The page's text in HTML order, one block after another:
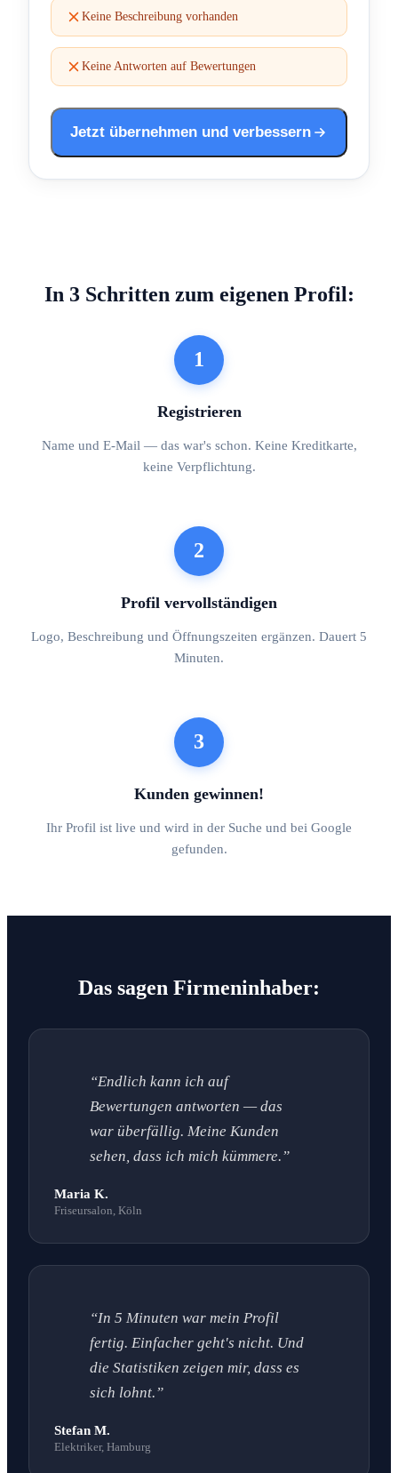
Keine Beschreibung vorhanden
Keine Antworten auf Bewertungen
Jetzt übernehmen und verbessern
In 3 Schritten zum eigenen Profil:
1
Registrieren
Name und E-Mail — das war's schon. Keine Kreditkarte,
keine Verpflichtung.
2
Profil vervollständigen
Logo, Beschreibung und Öffnungszeiten ergänzen. Dauert 5
Minuten.
3
Kunden gewinnen!
Ihr Profil ist live und wird in der Suche und bei Google
gefunden.
Das sagen Firmeninhaber:
“Endlich kann ich auf
Bewertungen antworten — das
war überfällig. Meine Kunden
sehen, dass ich mich kümmere.”
Maria K.
Friseursalon, Köln
“In 5 Minuten war mein Profil
fertig. Einfacher geht's nicht. Und
die Statistiken zeigen mir, dass es
sich lohnt.”
Stefan M.
Elektriker, Hamburg